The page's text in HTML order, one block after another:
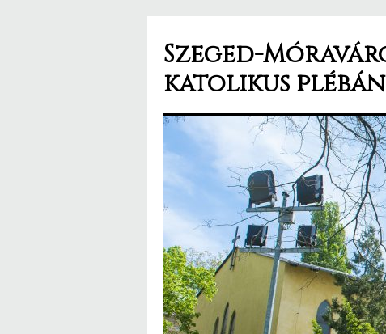
Szeged-
katolikus